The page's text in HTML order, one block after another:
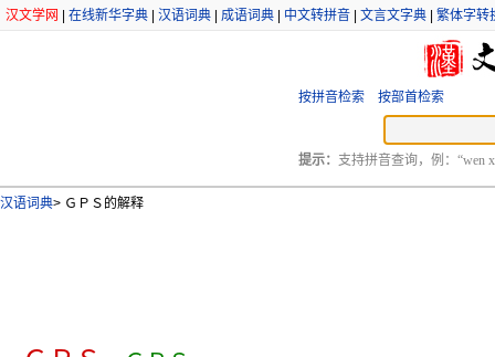
汉文学网 在线新华字典 汉语词典 成语词典 中文转拼音 文言文字典 繁体字转
按拼音检索 按部首检索
提示： 支持拼音查询，例：“wen
汉语词典> ＧＰＳ的解释